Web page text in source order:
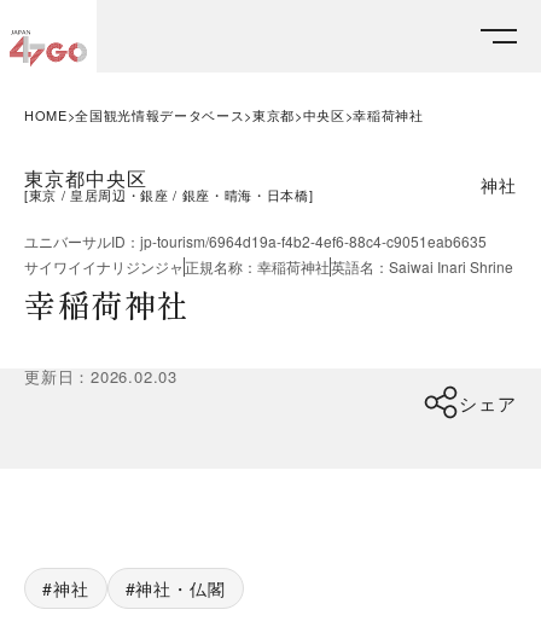
HOME 全国観光情報データベース 東京都 中央区 幸稲荷神社
東京都中央区
[東京 皇居周辺・銀座 銀座・晴海・日本橋] 神社
ユニバーサルID ： jp-tourism/6964d19a-f4b2-4ef6-88c4-c9051eab6635
サイワイイナリジンジャ正規名称 ： 幸稲荷神社英語名 ： Saiwai Inari Shrine
幸稲荷神社
更新日 ：2026.02.03
シェア
神社 神社・仏閣